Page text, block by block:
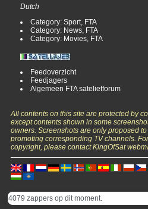
Dutch
Category: Sport, FTA
Category: News, FTA
Category: Movies, FTA
Feedoverzicht
Feedjagers
Algemeen FTA satelietforum
All contents on this site are protected by
except contents shown in some
owners. Screenshots are only proposed
promoting corresponding TV channels.
copyright, please contact KingOfSat
4079 zappers op dit moment.